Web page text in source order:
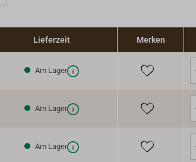
Lieferzeit Merken
Am Lager
Am Lager
Am Lager